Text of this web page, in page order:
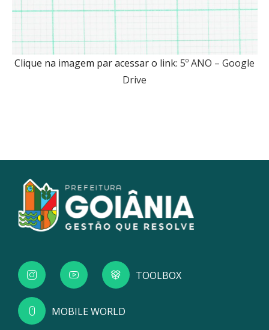
Clique na imagem par acessar o link: 5º ANO – Google
Drive
TOOLBOX
MOBILE WORLD